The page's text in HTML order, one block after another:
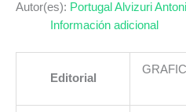
Autor(es): Portugal Alvizuri
Información adicional
Editorial